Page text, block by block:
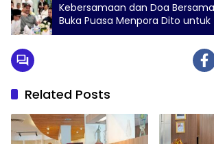
Kebersamaan dan Doa
Buka Puasa Menpora Dito untuk
Indonesia
Related Posts